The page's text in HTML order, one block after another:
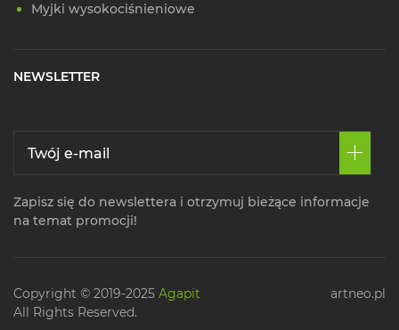
Myjki wysokociśnieniowe
NEWSLETTER
Zapisz się do newslettera i otrzymuj bieżące informacje
na temat promocji!
Copyright © 2019-2025 Agapit
All Rights Reserved.
artneo.pl